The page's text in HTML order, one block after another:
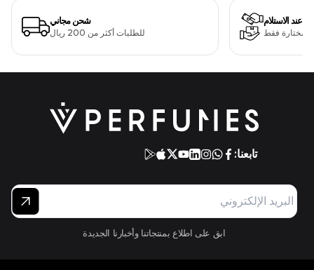
شحن مجاني
للطلبات أكثر من 200 ريال
عند الاستلام
مختارة فقط
تابعنا:
ابق على اطلاع بمنتجاتنا وأخبارنا الجديدة